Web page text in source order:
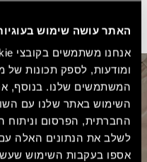
האתר עושה שימוש
ומודעות, לספק תכונות
המשתמשים שלנו. בנוסף,
השימוש באתר שלנו עם
החברתית, הפרסום וניתוח
לשלב את הנתונים האלה
אספו בעקבות השימוש
מוזיקת כינורות רומנטית